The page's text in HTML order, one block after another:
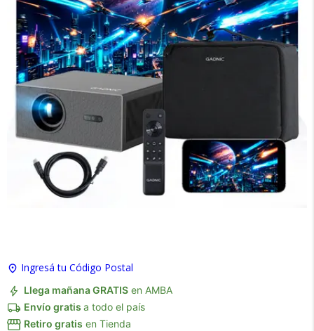
Ingresá tu Código Postal
Llega mañana GRATIS en AMBA
Envío gratis a todo el país
Retiro gratis en Tienda